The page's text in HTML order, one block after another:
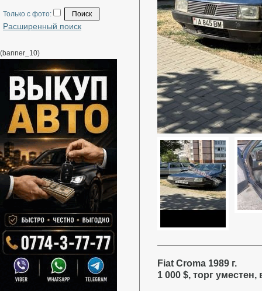
Только с фото:
Расширенный поиск
(banner_10)
Fiat Croma 1989 г.
1 000 $, торг